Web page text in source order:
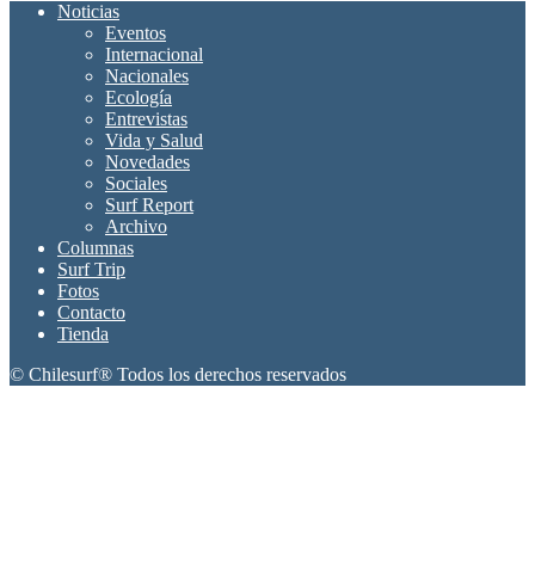
Noticias
Eventos
Internacional
Nacionales
Ecología
Entrevistas
Vida y Salud
Novedades
Sociales
Surf Report
Archivo
Columnas
Surf Trip
Fotos
Contacto
Tienda
© Chilesurf® Todos los derechos reservados